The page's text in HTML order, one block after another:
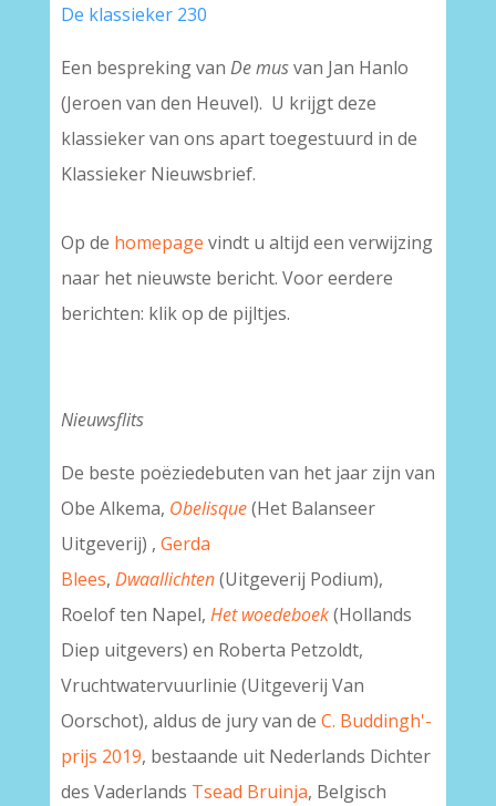
De klassieker 230
Een bespreking van De musvan Jan Hanlo
(Jeroen van den Heuvel). U krijgt deze
klassieker van ons apart toegestuurd in de
Klassieker Nieuwsbrief.
Op de homepage vindt u altijd een verwijzing
naar het nieuwste bericht. Voor eerdere
berichten: klik op de pijltjes.
Nieuwsflits
De beste poëziedebuten van het jaar zijn van
Obe Alkema, Obelisque(Het Balanseer
Uitgeverij) , Gerda
Blees, Dwaallichten(Uitgeverij Podium),
Roelof ten Napel, Het woedeboek(Hollands
Diep uitgevers) en Roberta Petzoldt,
Vruchtwatervuurlinie (Uitgeverij Van
Oorschot), aldus de jury van de C. Buddingh'-
prijs 2019, bestaande uit Nederlands Dichter
des Vaderlands Tsead Bruinja, Belgisch